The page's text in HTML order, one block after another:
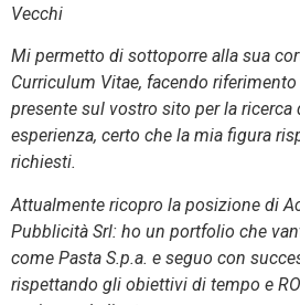
Vecchi
Mi permetto di sottoporre alla sua
Curriculum Vitae, facendo
presente sul vostro sito per la
esperienza, certo che la mia figura
richiesti.
Attualmente ricopro la posizione di
Pubblicità Srl: ho un portfolio che
come Pasta S.p.a. e seguo con
rispettando gli obiettivi di tempo e